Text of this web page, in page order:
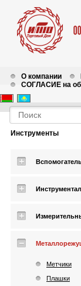
О компании
СОГЛАСИЕ на
Инструменты
Метчики
Плашки